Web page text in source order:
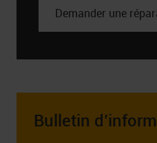
Demander une
Bulletin